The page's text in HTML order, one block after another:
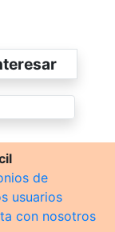
de
usuarios
con nosotros